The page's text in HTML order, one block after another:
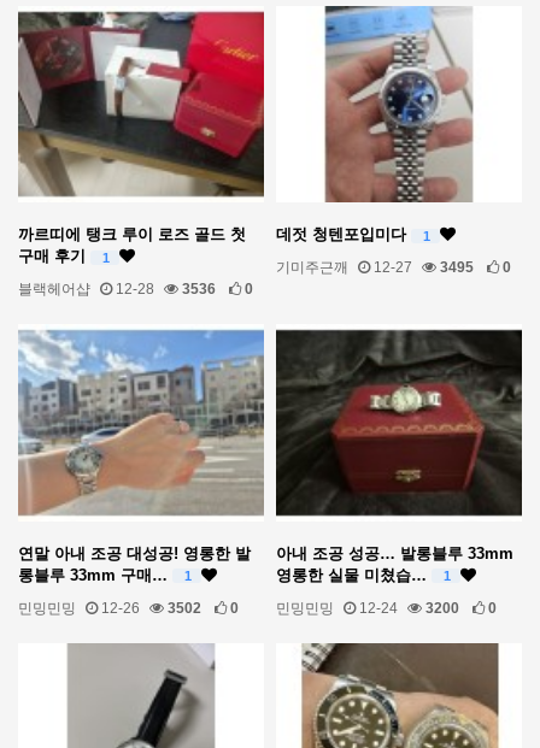
까르띠에 탱크 루이 로즈 골드 첫
구매 후기
1
블랙헤어샵 12-28 3536 0
데젓 청텐포입미다 1
기미주근깨 12-27 3495 0
연말 아내 조공 대성공! 영롱한 발
롱블루 33mm 구매…
1
민밍민밍 12-26 3502 0
아내 조공 성공… 발롱블루 33mm
영롱한 실물 미쳤습…
1
민밍민밍 12-24 3200 0